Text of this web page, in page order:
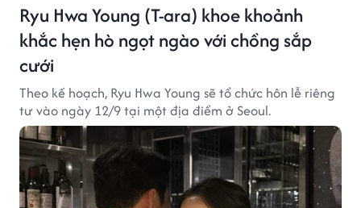
Ryu Hwa Young (T-ara) khoe khoảnh
khắc hẹn hò ngọt ngào với chồng sắp
cưới
Theo kế hoạch, Ryu Hwa Young sẽ tổ chức hôn lễ riêng
tư vào ngày 12/9 tại một địa điểm ở Seoul.